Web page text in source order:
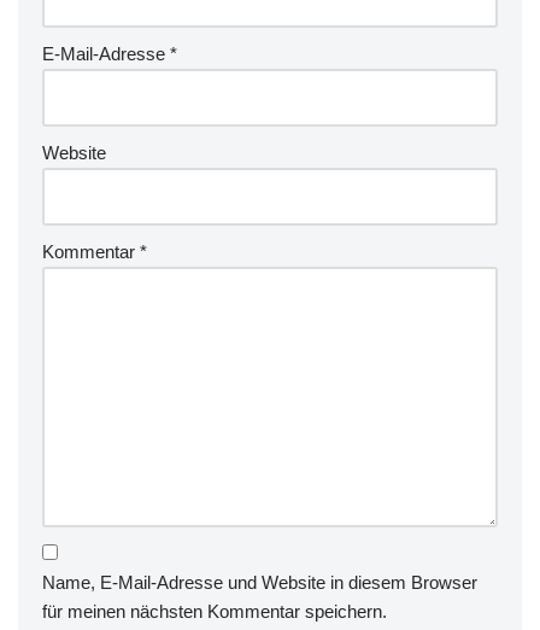
E-Mail-Adresse *
Website
Kommentar *
Name, E-Mail-Adresse und Website in diesem Browser
für meinen nächsten Kommentar speichern.